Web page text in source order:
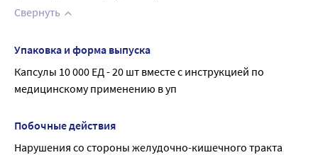
Свернуть
Упаковка и форма выпуска
Капсулы 10 000 ЕД - 20 шт вместе с инструкцией по
медицинскому применению в уп
Побочные действия
Нарушения со стороны желудочно-кишечного тракта